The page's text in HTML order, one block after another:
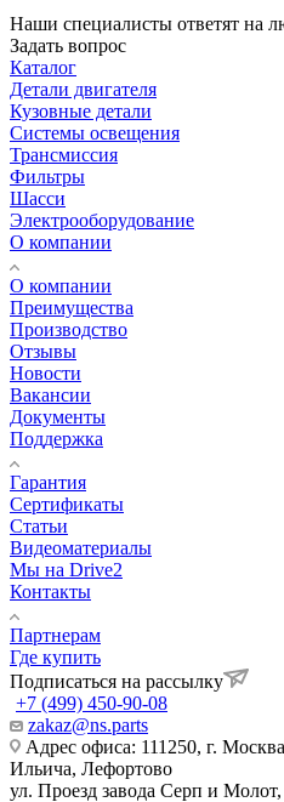
Наши специалисты ответят на
Задать вопрос
Каталог
Детали двигателя
Кузовные детали
Системы освещения
Трансмиссия
Фильтры
Шасси
Электрооборудование
О компании
О компании
Преимущества
Производство
Отзывы
Новости
Вакансии
Документы
Поддержка
Гарантия
Сертификаты
Статьи
Видеоматериалы
Мы на Drive2
Контакты
Партнерам
Где купить
Подписаться на рассылку
+7 (499) 450-90-08
zakaz@ns.parts
Адрес офиса: 111250, г.
Ильича, Лефортово
ул. Проезд завода Серп и Молот,